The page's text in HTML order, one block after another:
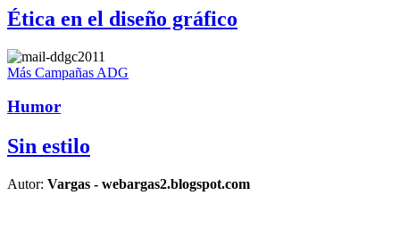
Ética en el diseño gráfico
Más Campañas ADG
Humor
Sin estilo
Autor: Vargas - webargas2.blogspot.com